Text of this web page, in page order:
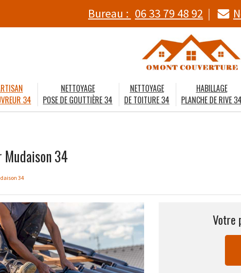
Bureau : 06 33 79 48 92
34
NETTOYAGE
POSE DE GOUTTIÈRE 34
NETTOYAGE
DE TOITURE 34
HABILLAGE
PLANCHE DE RIVE 34
34
34
Votre